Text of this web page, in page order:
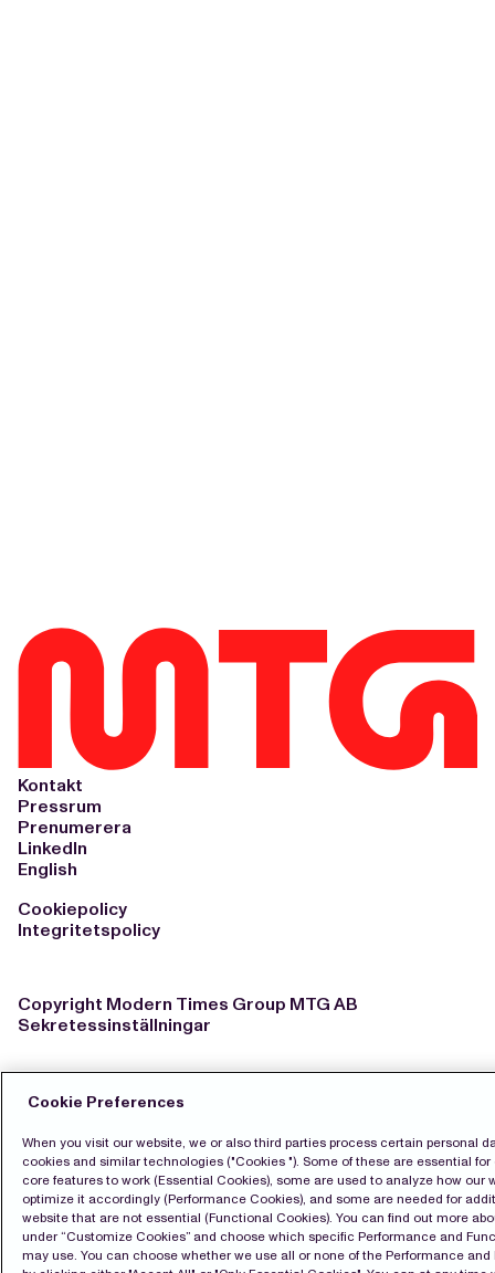
Kontakt
Pressrum
Prenumerera
LinkedIn
English
Cookiepolicy
Integritetspolicy
Copyright Modern Times Group MTG AB
Sekretessinställningar
Cookie Preferences
When you visit our website, we or also third parties process certain personal
cookies and similar technologies ("Cookies "). Some of these are essential
core features to work (Essential Cookies), some are used to analyze how our
optimize it accordingly (Performance Cookies), and some are needed for
website that are not essential (Functional Cookies). You can find out more
under “Customize Cookies” and choose which specific Performance and
may use. You can choose whether we use all or none of the Performance